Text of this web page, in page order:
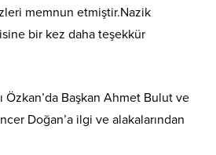
memnun etmiştir.Nazik
bir kez daha teşekkür
Özkan’da Başkan Ahmet Bulut ve
Doğan’a ilgi ve alakalarından